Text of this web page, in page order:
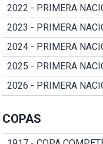
2022 - PRIMERA
2023 - PRIMERA
2024 - PRIMERA
2025 - PRIMERA
2026 - PRIMERA
COPAS